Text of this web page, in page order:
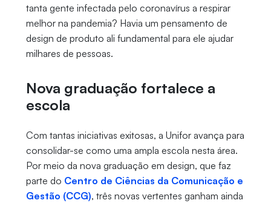
tanta gente infectada pelo coronavírus a respirar
melhor na pandemia? Havia um pensamento de
design de produto ali fundamental para ele ajudar
milhares de pessoas.
Nova graduação fortalece a
escola
Com tantas iniciativas exitosas, a Unifor avança para
consolidar-se como uma ampla escola nesta área.
Por meio da nova graduação em design, que faz
parte do Centro de Ciências da Comunicação e
Gestão (CCG), três novas vertentes ganham ainda